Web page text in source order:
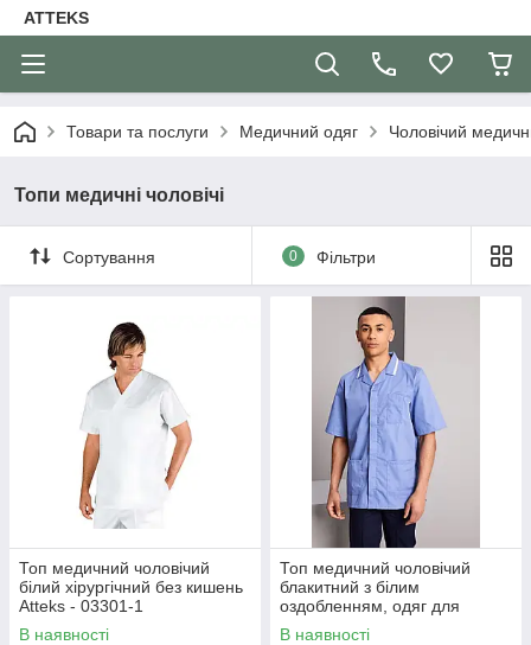
ATTEKS
Товари та послуги Медичний одяг Чоловічий
Топи медичні чоловічі
Сортування 0 Фільтри
Топ медичний чоловічий
білий хірургічний без кишень
Atteks - 03301-1
В наявності
Топ медичний чоловічий
блакитний з білим
оздобленням, одяг для
лікаря Atteks - 03306
В наявності